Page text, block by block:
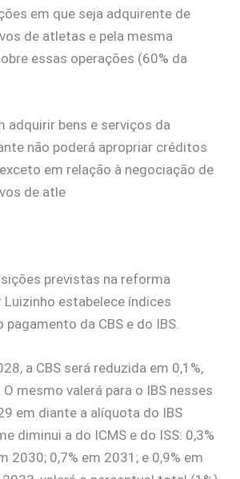
em que seja adquirente de
de atletas e pela mesma
essas operações (60% da
adquirir bens e serviços da
não poderá apropriar créditos
em relação à negociação de
de atle
previstas na reforma
estabelece índices
da CBS e do IBS.
a CBS será reduzida em 0,1%,
mesmo valerá para o IBS nesses
em diante a alíquota do IBS
diminui a do ICMS e do ISS: 0,3%
2030; 0,7% em 2031; e 0,9% em